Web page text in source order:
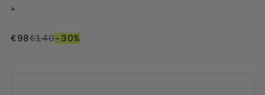
+
€98€98
€140€140
–30%